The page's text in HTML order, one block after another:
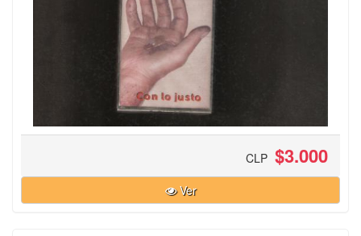
CLP $3.000
Ver